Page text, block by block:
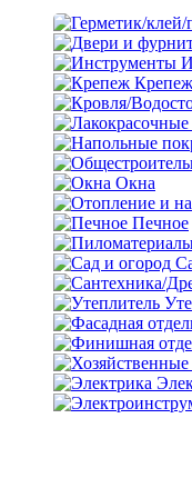
Крепеж
Окна
Печное